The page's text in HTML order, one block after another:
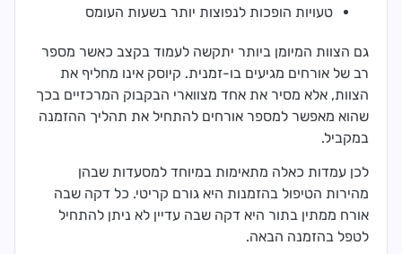
טעויות הופכות לנפוצות יותר בשעות העומס
גם הצוות המיומן ביותר יתקשה לעמוד בקצב כאשר מספר
רב של אורחים מגיעים בו-זמנית. קיוסק אינו מחליף את
הצוות, אלא מסיר את אחד מצווארי הבקבוק המרכזיים בכך
שהוא מאפשר למספר אורחים להתחיל את תהליך ההזמנה
במקביל.
לכן עמדות כאלה מתאימות במיוחד למסעדות שבהן
מהירות הטיפול בהזמנות היא גורם קריטי. כל דקה שבה
אורח ממתין בתור היא דקה שבה עדיין לא ניתן להתחיל
לטפל בהזמנה הבאה.